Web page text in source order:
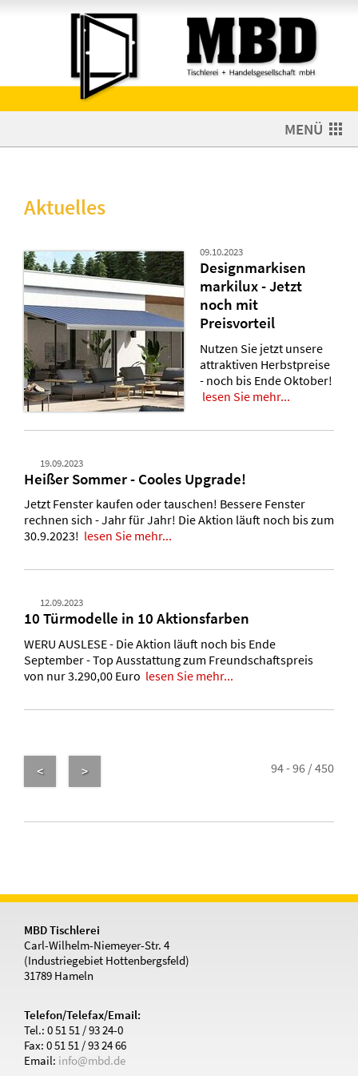
MENÜ
Aktuelles
09.10.2023
Designmarkisen
markilux - Jetzt
noch mit
Preisvorteil
Nutzen Sie jetzt unsere
attraktiven Herbstpreise
- noch bis Ende Oktober!
lesen Sie mehr...
19.09.2023
Heißer Sommer - Cooles Upgrade!
Jetzt Fenster kaufen oder tauschen! Bessere Fenster
rechnen sich - Jahr für Jahr! Die Aktion läuft noch bis zum
30.9.2023! lesen Sie mehr...
12.09.2023
10 Türmodelle in 10 Aktionsfarben
WERU AUSLESE - Die Aktion läuft noch bis Ende
September - Top Ausstattung zum Freundschaftspreis
von nur 3.290,00 Euro lesen Sie mehr...
< > 94 - 96 / 450
MBD Tischlerei
Carl-Wilhelm-Niemeyer-Str. 4
(Industriegebiet Hottenbergsfeld)
31789 Hameln
Telefon/Telefax/Email:
Tel.: 0 51 51 / 93 24-0
Fax: 0 51 51 / 93 24 66
Email: info@mbd.de